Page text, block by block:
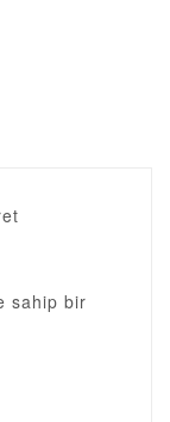
sahip bir